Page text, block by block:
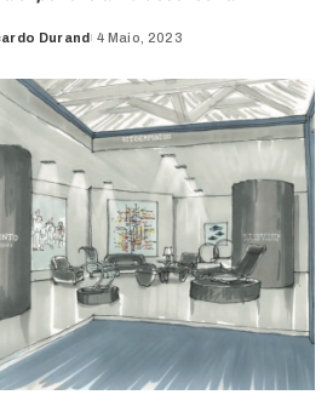
Durand 4 Maio, 2023